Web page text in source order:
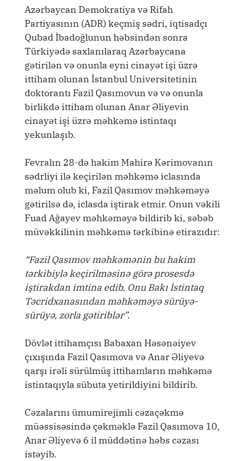
Azərbaycan Demokratiya və Rifah
Partiyasının (ADR) keçmiş sədri, iqtisadçı
Qubad İbadoğlunun həbsindən sonra
Türkiyədə saxlanılaraq Azərbaycana
gətirilən və onunla eyni cinayət işi üzrə
ittiham olunan İstanbul Universitetinin
doktorantı Fazil Qasımovun və və onunla
birlikdə ittiham olunan Anar Əliyevin
cinayət işi üzrə məhkəmə istintaqı
yekunlaşıb.
Fevralın 28-də hakim Mahirə Kərimovanın
sədrliyi ilə keçirilən məhkəmə iclasında
məlum olub ki, Fazil Qasımov məhkəməyə
gətirilsə də, iclasda iştirak etmir. Onun vəkili
Fuad Ağayev məhkəməyə bildirib ki, səbəb
müvəkkilinin məhkəmə tərkibinə etirazıdır:
“Fazil Qasımov məhkəmənin bu hakim
tərkibiylə keçirilməsinə görə prosesdə
iştirakdan imtina edib. Onu Bakı İstintaq
Təcridxanasından məhkəməyə sürüyə-
sürüyə, zorla gətiriblər”.
Dövlət ittihamçısı Babaxan Həsənəiyev
çıxışında Fazil Qasımova və Anar Əliyevə
qarşı irəli sürülmüş ittihamların məhkəmə
istintaqıyla sübuta yetirildiyini bildirib.
Cəzalarını ümumirejimli cəzaçəkmə
müəssisəsində çəkməklə Fazil Qasımova 10,
Anar Əliyevə 6 il müddətinə həbs cəzası
istəyib.